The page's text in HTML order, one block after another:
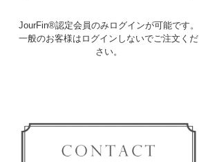
JourFin®認定会員のみログインが可能です。
一般のお客様はログインしないでご注文くだ
さい。